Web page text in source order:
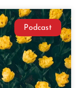
Podcast